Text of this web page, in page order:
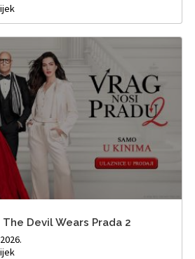
Devil Wears Prada 2